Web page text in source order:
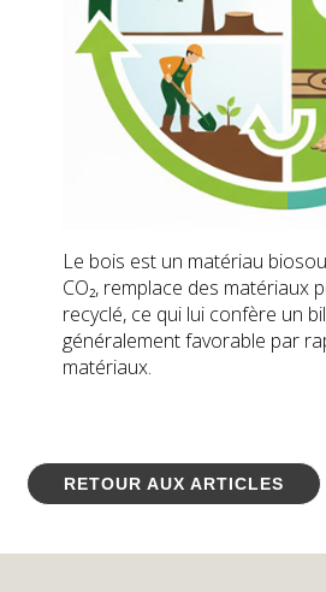
Le bois est un matériau
CO₂, remplace des matériaux
recyclé, ce qui lui confère un
généralement favorable par
matériaux.
RETOUR AUX ARTICLES